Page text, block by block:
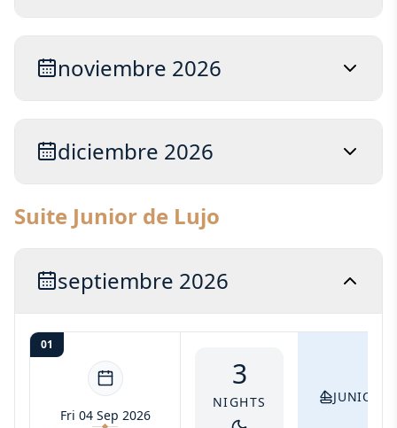
noviembre 2026
diciembre 2026
Suite Junior de Lujo
septiembre 2026
01
Fri 04 Sep 2026
3
NIGHTS JUNIOR